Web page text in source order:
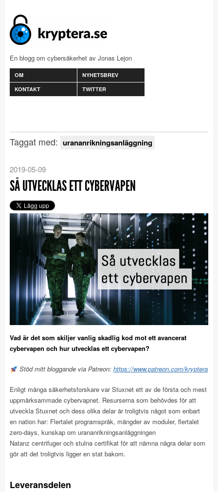
En blogg om cybersäkerhet av Jonas Lejon
OM
NYHETSBREV
KONTAKT
TWITTER
Taggat med: urananrikningsanläggning
2019-05-09
SÅ UTVECKLAS ETT CYBERVAPEN
Vad är det som skiljer vanlig skadlig kod mot ett avancerat
cybervapen och hur utvecklas ett cybervapen?
Stöd mitt bloggande via Patreon: https://www.patreon.com/kryptera
Enligt många säkerhetsforskare var Stuxnet ett av de första och mest
uppmärksammade cybervapnet. Resurserna som behövdes för att
utveckla Stuxnet och dess olika delar är troligtvis något som enbart
en nation har: Flertalet programspråk, mängder av moduler, flertalet
zero-days, kunskap om urananrikningsanläggningen
Natanz centrifuger och stulna certifikat för att nämna några delar som
gör att det troligtvis ligger en stat bakom.
Leveransdelen